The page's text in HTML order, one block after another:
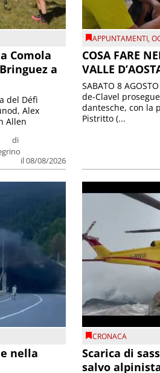
Comola
a
di
il 08/08/2026
del Défì
Alex
Allen
APPUNTAMENTI,
COSA FARE
VALLE
SABATO 8
de-Clavel
dantesche, con la
Pistritto (...
nella
CRONACA
Scarica di
salvo